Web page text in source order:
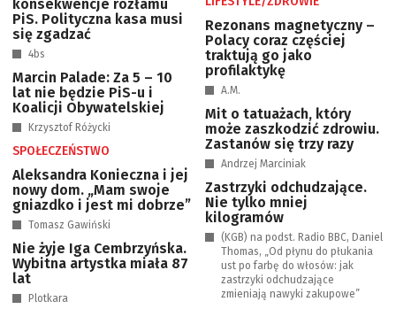
konsekwencje rozłamu
PiS. Polityczna kasa musi
się zgadzać
4bs
Marcin Palade: Za 5 – 10
lat nie będzie PiS-u i
Koalicji Obywatelskiej
Krzysztof Różycki
SPOŁECZEŃSTWO
Aleksandra Konieczna i jej
nowy dom. „Mam swoje
gniazdko i jest mi dobrze”
Tomasz Gawiński
Nie żyje Iga Cembrzyńska.
Wybitna artystka miała 87
lat
Plotkara
Rezonans magnetyczny –
Polacy coraz częściej
traktują go jako
profilaktykę
A.M.
Mit o tatuażach, który
może zaszkodzić zdrowiu.
Zastanów się trzy razy
Andrzej Marciniak
Zastrzyki odchudzające.
Nie tylko mniej
kilogramów
(KGB) na podst. Radio BBC, Daniel
Thomas, „Od płynu do płukania
ust po farbę do włosów: jak
zastrzyki odchudzające
zmieniają nawyki zakupowe”